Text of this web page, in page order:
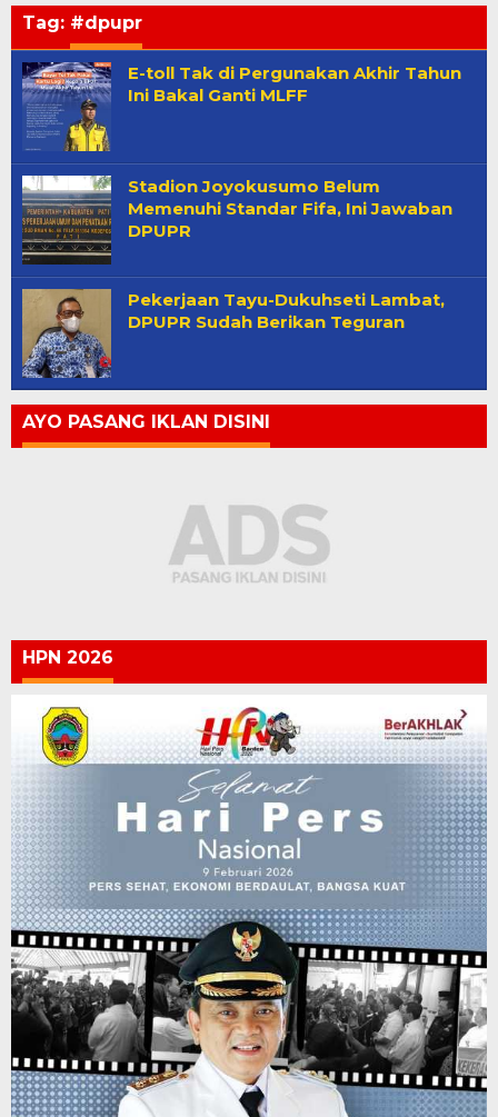
Tag: #dpupr
E-toll Tak di Pergunakan Akhir Tahun
Ini Bakal Ganti MLFF
Stadion Joyokusumo Belum
Memenuhi Standar Fifa, Ini Jawaban
DPUPR
Pekerjaan Tayu-Dukuhseti Lambat,
DPUPR Sudah Berikan Teguran
AYO PASANG IKLAN DISINI
HPN 2026